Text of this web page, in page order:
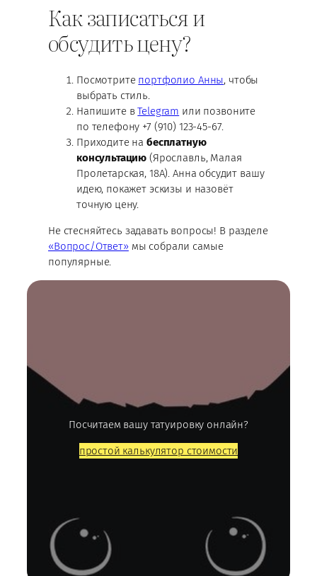
Как записаться и
обсудить цену?
Посмотрите портфолио Анны, чтобы
выбрать стиль.
Напишите вTelegram или позвоните
по телефону +7 (910) 123-45-67.
Приходите набесплатную
консультацию (Ярославль, Малая
Пролетарская, 18А). Анна обсудит вашу
идею, покажет эскизы и назовёт
точную цену.
Не стесняйтесь задавать вопросы! В разделе
«Вопрос/Ответ» мы собрали самые
популярные.
Посчитаем вашу татуировку онлайн?
простой калькулятор стоимости